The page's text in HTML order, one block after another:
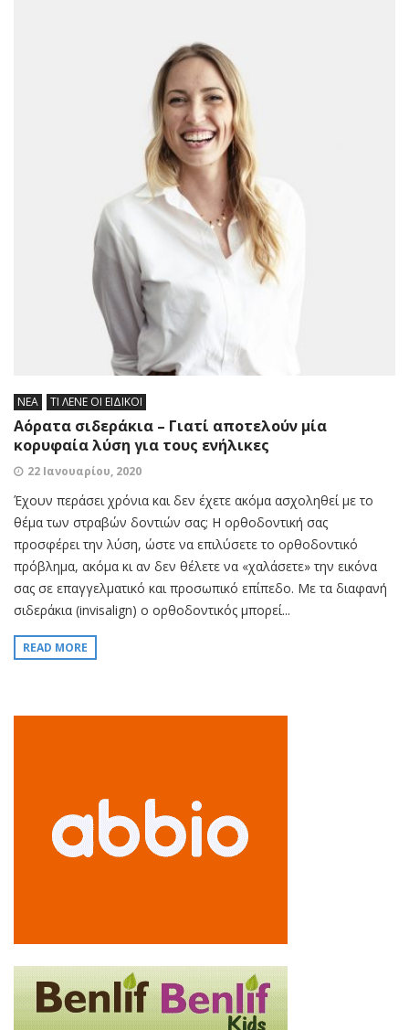
ΝΕΑ ΤΙ ΛΕΝΕ ΟΙ ΕΙΔΙΚΟΙ
Αόρατα σιδεράκια – Γιατί αποτελούν μία
κορυφαία λύση για τους ενήλικες
22 Ιανουαρίου, 2020
Έχουν περάσει χρόνια και δεν έχετε ακόμα ασχοληθεί με το
θέμα των στραβών δοντιών σας; H ορθοδοντική σας
προσφέρει την λύση, ώστε να επιλύσετε το ορθοδοντικό
πρόβλημα, ακόμα κι αν δεν θέλετε να «χαλάσετε» την εικόνα
σας σε επαγγελματικό και προσωπικό επίπεδο. Με τα διαφανή
σιδεράκια (invisalign) ο ορθοδοντικός μπορεί...
READ MORE